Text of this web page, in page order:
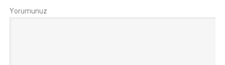
Yorumunuz